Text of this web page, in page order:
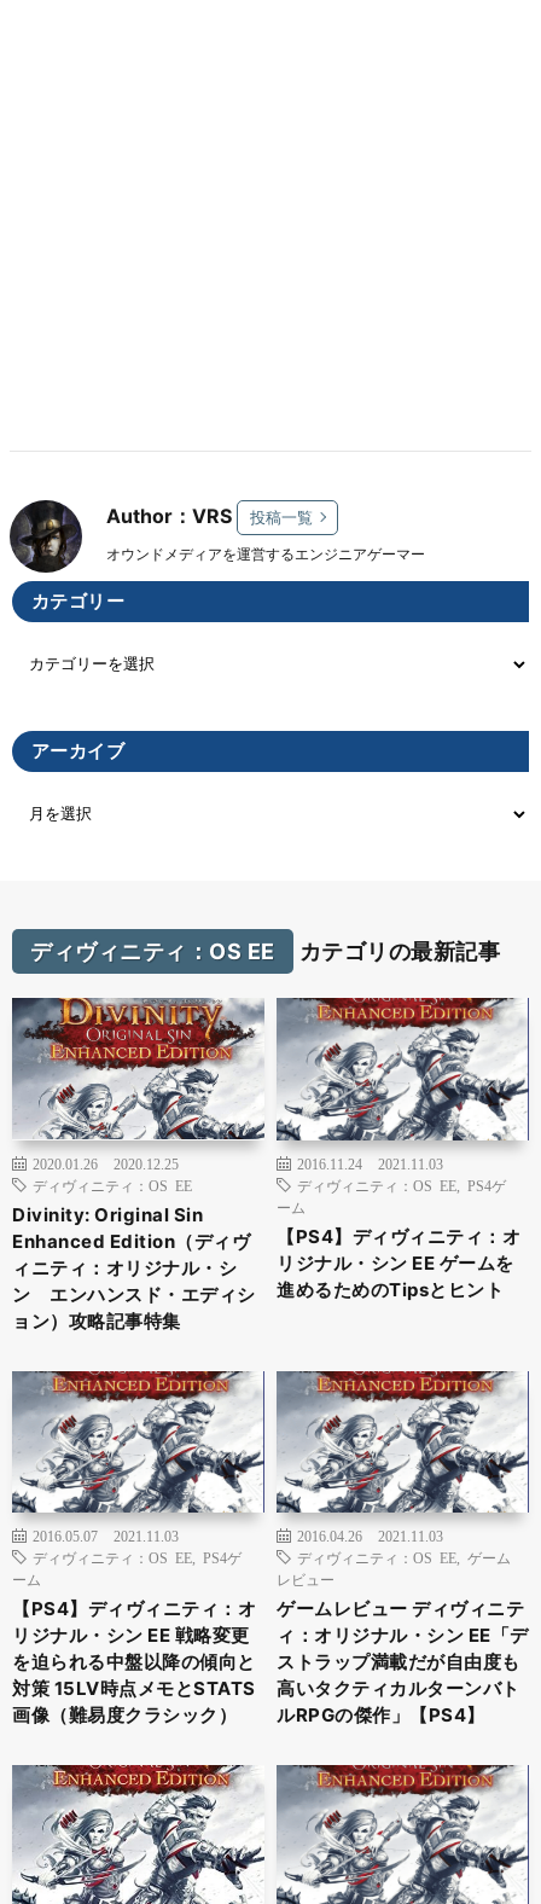
Author：VRS 投稿一覧
オウンドメディアを運営するエンジニアゲーマー
カテゴリー
アーカイブ
ディヴィニティ：OS EE カテゴリの最新記事
2020.01.26
2020.12.25
ディヴィニティ：OS EE
Divinity: Original Sin
Enhanced Edition（ディヴ
ィニティ：オリジナル・シ
ン エンハンスド・エディシ
ョン）攻略記事特集
2016.11.24
2021.11.03
ディヴィニティ：OS EE
PS4ゲ
ーム
【PS4】ディヴィニティ：オ
リジナル・シン EE ゲームを
進めるためのTipsとヒント
2016.05.07
2021.11.03
ディヴィニティ：OS EE
PS4ゲ
ーム
【PS4】ディヴィニティ：オ
リジナル・シン EE 戦略変更
を迫られる中盤以降の傾向と
対策 15LV時点メモとSTATS
画像（難易度クラシック）
2016.04.26
2021.11.03
ディヴィニティ：OS EE
ゲーム
レビュー
ゲームレビュー ディヴィニテ
ィ：オリジナル・シン EE「デ
ストラップ満載だが自由度も
高いタクティカルターンバト
ルRPGの傑作」【PS4】